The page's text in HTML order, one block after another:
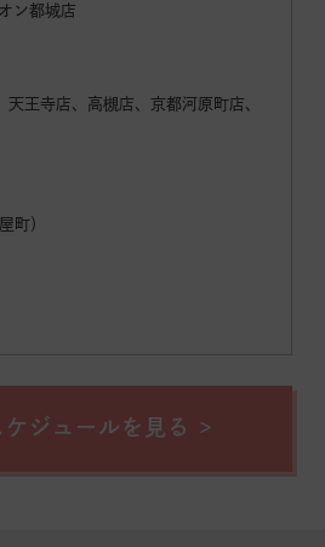
ン都城店
王寺店、高槻店、京都河原町店、
町）
ケジュールを見る